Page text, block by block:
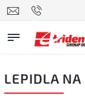
LEPIDLA NA